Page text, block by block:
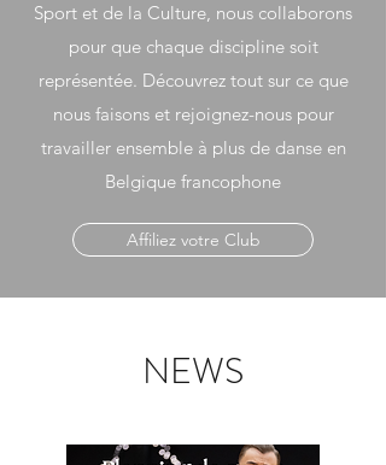
Sport et de la Culture, nous collaborons
pour que chaque discipline soit
représentée. Découvrez tout sur ce que
nous faisons et rejoignez-nous pour
travailler ensemble à plus de danse en
Belgique francophone
Affiliez votre Club
NEWS